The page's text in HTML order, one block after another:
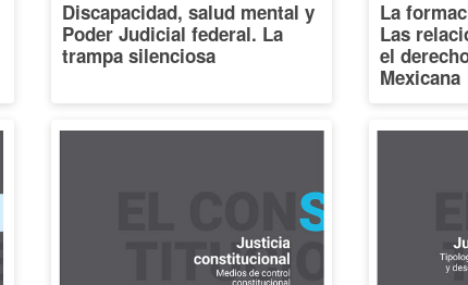
Discapacidad, salud mental y
Poder Judicial federal. La
trampa silenciosa
La
Las
el
Mexicana